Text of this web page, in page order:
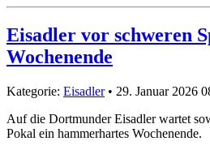
Eisadler vor schweren
Wochenende
Kategorie: Eisadler• 29. Januar 2026
Auf die Dortmunder Eisadler wartet
Pokal ein hammerhartes Wochenende.